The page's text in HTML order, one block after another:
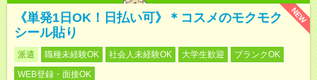
NEW
《単発1日OK！日払い可》＊コスメのモクモク
シール貼り
派遣 職種未経験OK 社会人未経験OK 大学生歓迎
ブランクOK
WEB登録・面接OK